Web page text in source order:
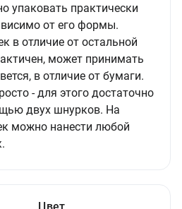
упаковать практически
от его формы.
в отличие от остальной
может принимать
в отличие от бумаги.
- для этого достаточно
двух шнурков. На
можно нанести любой